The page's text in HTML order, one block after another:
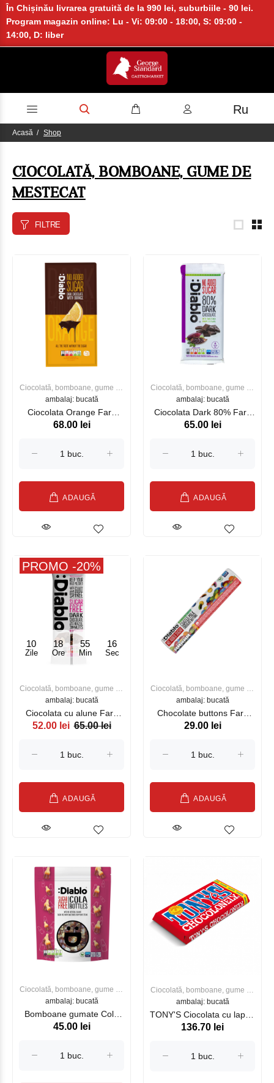
În Chișinău livrarea gratuită de la 990 lei, suburbiile - 90 lei.
Program magazin online: Lu - Vi: 09:00 - 18:00, S: 09:00 -
14:00, D: liber
Ru
Acasă Shop
CIOCOLATĂ, BOMBOANE, GUME DE
MESTECAT
FILTRE
Ciocolată, bomboane, gume de
mestecat
ambalaj: bucată
Ciocolata Orange Fara
Zahar DIABLO 75g
68.00 lei
ADAUGĂ
Ciocolată, bomboane, gume de
mestecat
ambalaj: bucată
Ciocolata Dark 80% Fara
Zahar DIABLO 75g
65.00 lei
ADAUGĂ
10
Zile
18
Ore
55
Min
16
Sec
PROMO -20%
Ciocolată, bomboane, gume de
mestecat
ambalaj: bucată
Ciocolata cu alune Fara
Zahar DIABLO 75g
52.00 lei 65.00 lei
ADAUGĂ
Ciocolată, bomboane, gume de
mestecat
ambalaj: bucată
Chocolate buttons Fara
Zahar DIABLO 22g
29.00 lei
ADAUGĂ
Ciocolată, bomboane, gume de
mestecat
ambalaj: bucată
Bomboane gumate Cola
Bottles Fara Zahar
45.00 lei
Ciocolată, bomboane, gume de
mestecat
ambalaj: bucată
TONY'S Ciocolata cu lapte,
180g
136.70 lei